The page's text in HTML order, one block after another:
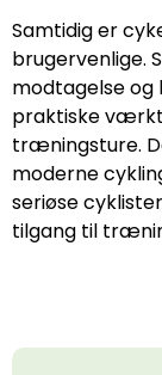
Samtidig er
brugervenlige.
modtagelse
praktiske
træningsture.
moderne
seriøse
tilgang til